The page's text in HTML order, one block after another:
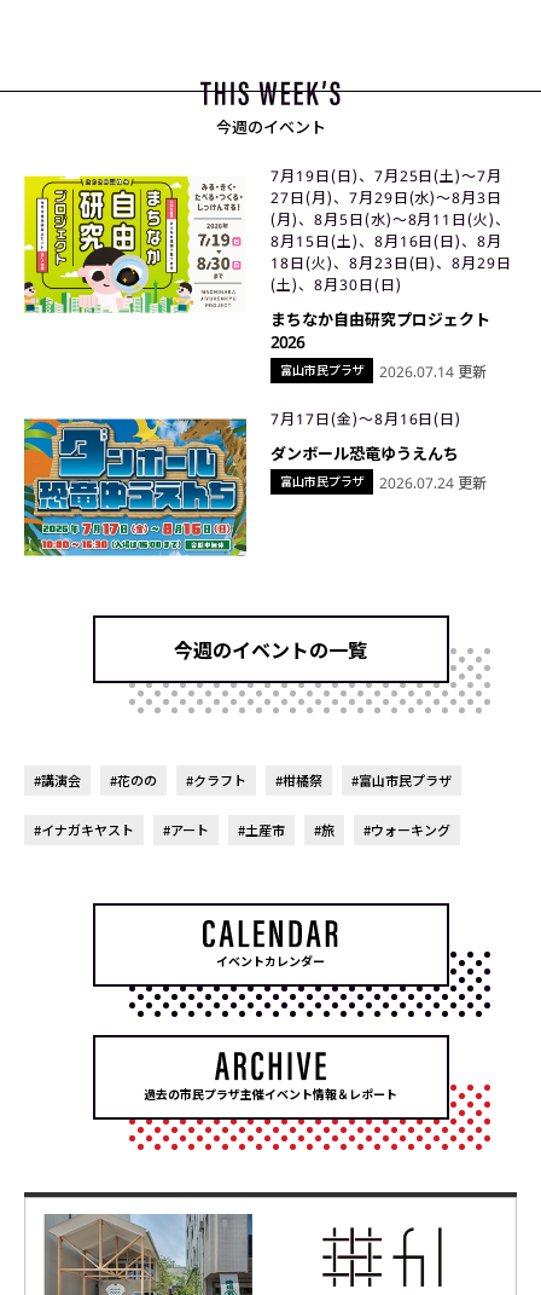
今週のイベント
富山市民プラザ
7月19日(日)、7月25日(土)〜7月
27日(月)、7月29日(水)〜8月3日
(月)、8月5日(水)〜8月11日(火)、
8月15日(土)、8月16日(日)、8月
18日(火)、8月23日(日)、8月29日
(土)、8月30日(日)
まちなか自由研究プロジェクト
2026
2026.07.14 更新
富山市民プラザ
7月17日(金)〜8月16日(日)
ダンボール恐竜ゆうえんち
2026.07.24 更新
今週のイベントの一覧
#講演会 #花のの #クラフト #柑橘祭 #富山市民プラザ
#イナガキヤスト #アート #土産市 #旅 #ウォーキング
イベントカレンダー
過去の市民プラザ主催イベント情報＆レポート